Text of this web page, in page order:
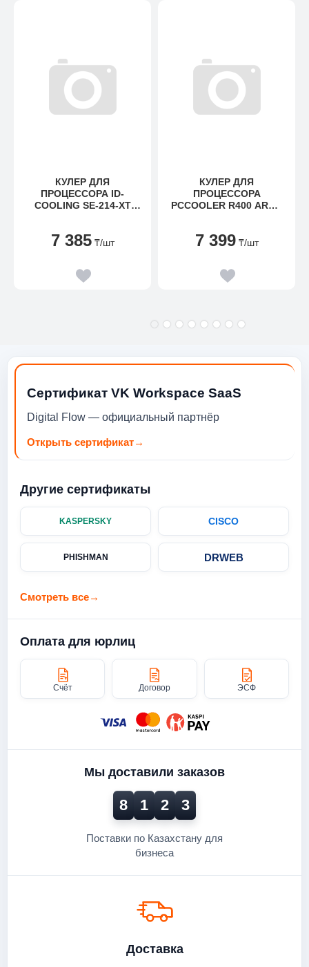
КУЛЕР ДЛЯ
ПРОЦЕССОРА ID-
COOLING SE-214-XT
180W, 12CM, 500-
7 385 ₸/шт
КУЛЕР ДЛЯ
ПРОЦЕССОРА
PCCOOLER R400 ARGB
800-2200RPM, 92CM,
7 399 ₸/шт
Сертификат VK Workspace SaaS
Digital Flow — официальный партнёр
Открыть сертификат→
Другие сертификаты
KASPERSKY CISCO
PHISHMAN DRWEB
Смотреть все→
Оплата для юрлиц
Счёт Договор ЭСФ
Мы доставили заказов
8 1 2 3
Поставки по Казахстану для
бизнеса
Доставка